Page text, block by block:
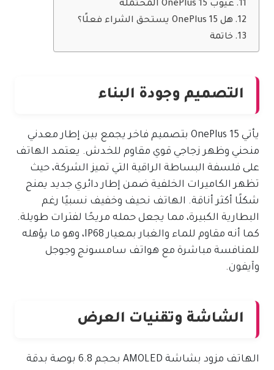
عيوب OnePlus 15 المحتملة
هل OnePlus 15 يستحق الشراء فعلًا؟
خاتمة
التصميم وجودة البناء
يأتي OnePlus 15 بتصميم فاخر يجمع بين إطار معدني
منحني وظهر زجاجي قوي مقاوم للخدش. يعتمد الهاتف
على فلسفة البساطة الراقية التي تميز الشركة، حيث
تظهر الكاميرات الخلفية ضمن إطار دائري جديد يمنح
شكلًا أكثر أناقة. الهاتف نحيف وخفيف نسبيًا رغم
البطارية الكبيرة، مما يجعل حمله مريحًا لفترات طويلة.
كما أنه مقاوم للماء والغبار بمعيار IP68، وهو ما يؤهله
للمنافسة مباشرة مع هواتف سامسونج وجوجل
وآيفون.
الشاشة وتقنيات العرض
الهاتف مزود بشاشة AMOLED بحجم 6.8 بوصة بدقة